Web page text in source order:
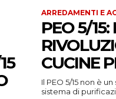
ARREDAMENTI E
PEO 5/15:
CUCINE
Il PEO 5/15 non è
sistema di